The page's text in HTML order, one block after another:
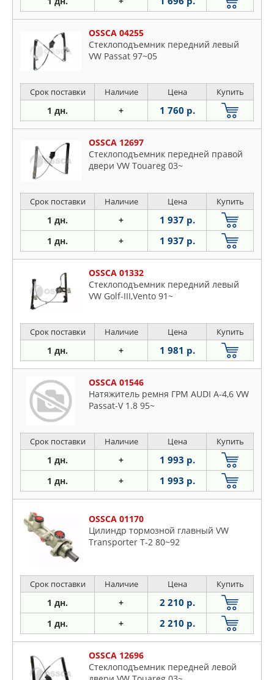
OSSCA 04255
Стеклоподъемник передний левый
VW Passat 97~05
Срок поставки Наличие Цена Купить
1 дн. + 1 760 р.
OSSCA 12697
Стеклоподъемник передней правой
двери VW Touareg 03~
Срок поставки Наличие Цена Купить
1 дн. + 1 937 р.
1 дн. + 1 937 р.
OSSCA 01332
Стеклоподъемник передний левый
VW Golf-III,Vento 91~
Срок поставки Наличие Цена Купить
1 дн. + 1 981 р.
OSSCA 01546
Натяжитель ремня ГРМ AUDI A-4,6 VW
Passat-V 1.8 95~
Срок поставки Наличие Цена Купить
1 дн. + 1 993 р.
1 дн. + 1 993 р.
OSSCA 01170
Цилиндр тормозной главный VW
Transporter T-2 80~92
Срок поставки Наличие Цена Купить
1 дн. + 2 210 р.
1 дн. + 2 210 р.
OSSCA 12696
Стеклоподъемник передней левой